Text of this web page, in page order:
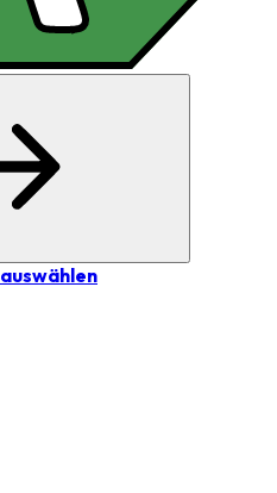
auswählen